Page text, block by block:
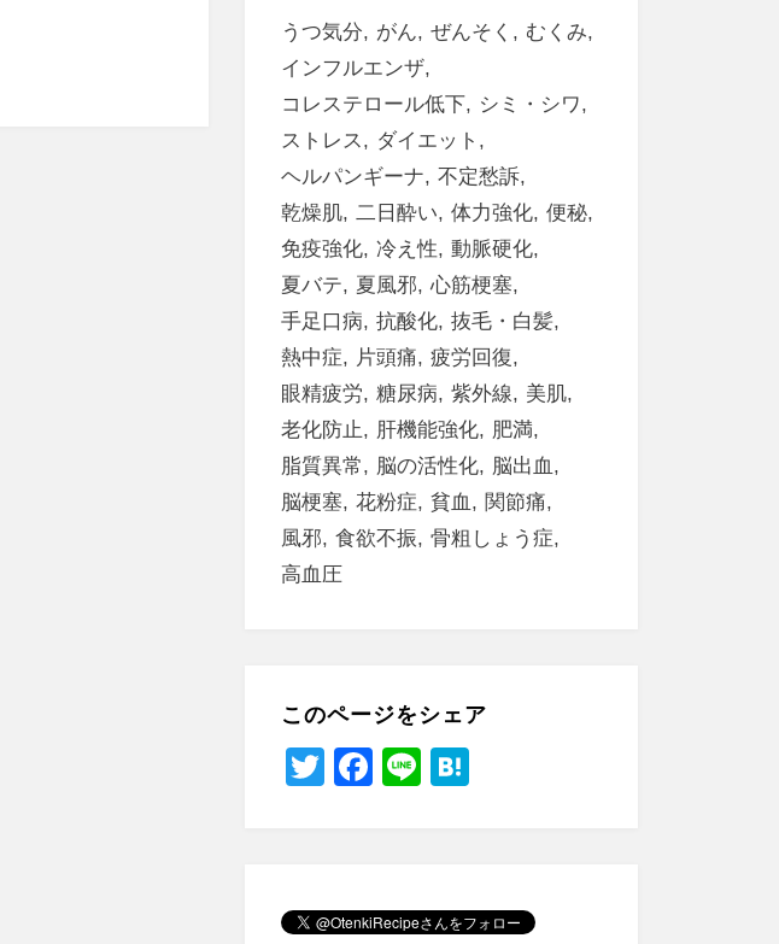
うつ気分 がん ぜんそく
むくみ
インフルエンザ
コレステロール低下
シミ・シワ
ストレス
ダイエット
ヘルパンギーナ
不定愁訴
乾燥肌 二日酔い 体力強化 便秘
免疫強化 冷え性
動脈硬化
夏バテ
夏風邪
心筋梗塞
手足口病
抗酸化 抜毛・白髪
熱中症
片頭痛
疲労回復
眼精疲労
糖尿病 紫外線
美肌
老化防止
肝機能強化
肥満
脂質異常
脳の活性化
脳出血
脳梗塞
花粉症 貧血
関節痛
風邪
食欲不振
骨粗しょう症
高血圧
このページをシェア
T
F
b
Li
a